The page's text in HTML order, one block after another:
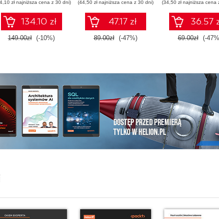
Edition
zł najniższa cena z 30 dni)
134.10 zł
149.00zł (-10%)
Wydanie III
(44,50 zł najniższa cena z 30 dni)
47.17 zł
89.00zł (-47%)
(34,50 zł najniższa cena
36.57
69.00zł (-